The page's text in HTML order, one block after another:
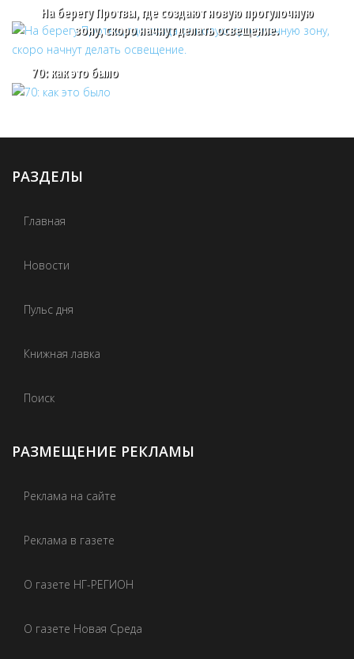
На берегу Протвы, где создают новую прогулочную
зону, скоро начнут делать освещение.
70: как это было
РАЗДЕЛЫ
Главная
Новости
Пульс дня
Книжная лавка
Поиск
РАЗМЕЩЕНИЕ РЕКЛАМЫ
Реклама на сайте
Реклама в газете
О газете НГ-РЕГИОН
О газете Новая Среда